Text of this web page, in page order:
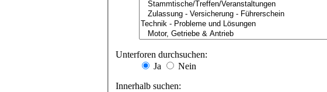
Unterforen durchsuchen:
Ja
Nein
Innerhalb suchen: